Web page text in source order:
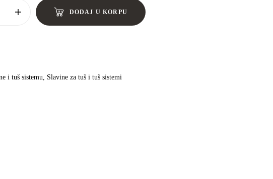
DODAJ U KORPU
i tuš sistemu, Slavine za tuš i tuš sistemi